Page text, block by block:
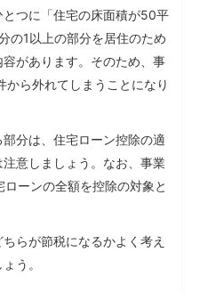
つに「住宅の床面積が50平
の1以上の部分を居住のため
があります。そのため、事
ら外れてしまうことになり
分は、住宅ローン控除の適
意しましょう。なお、事業
ーンの全額を控除の対象と
らが節税になるかよく考え
う。